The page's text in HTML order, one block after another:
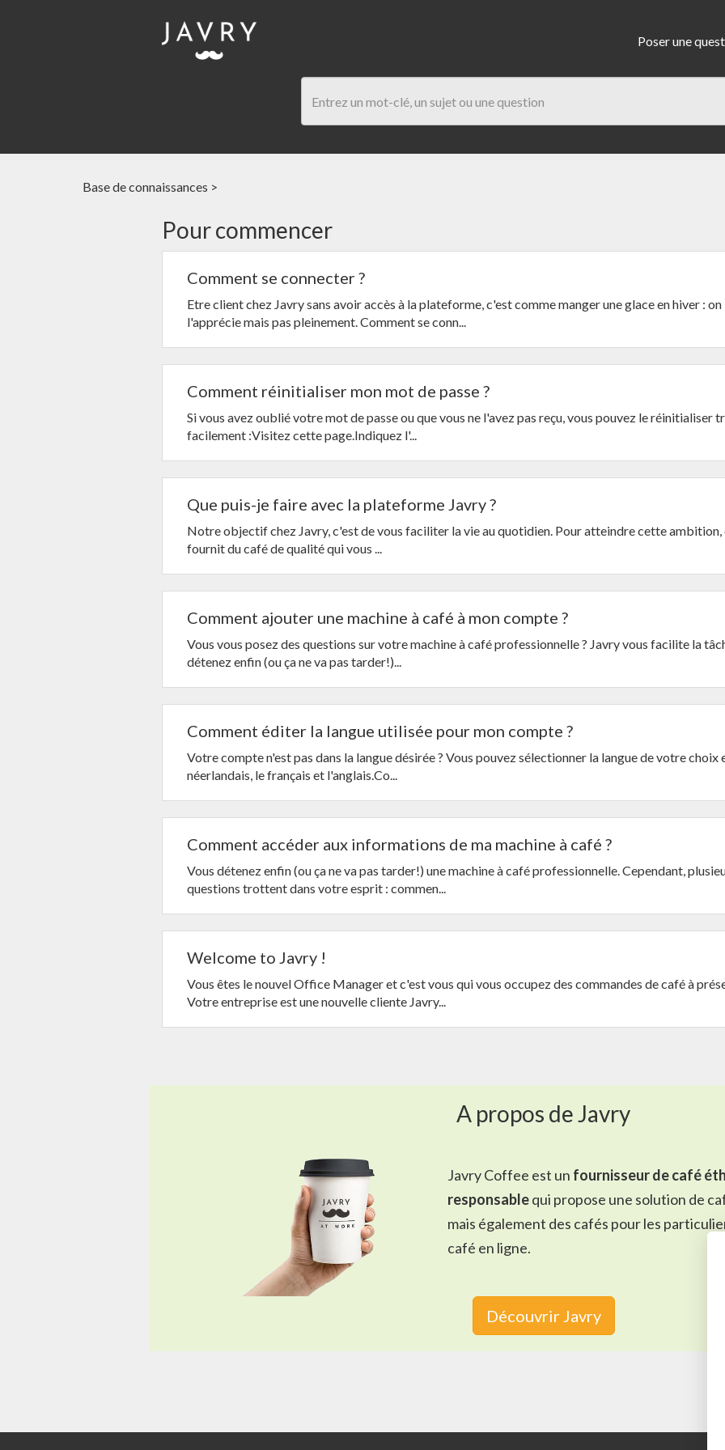
Poser une
Base de connaissances >
Pour commencer
Comment se connecter ?
Etre client chez Javry sans avoir accès à la plateforme, c'est comme manger une glace en hiver : on
l'apprécie mais pas pleinement. Comment se conn...
Comment réinitialiser mon mot de passe ?
Si vous avez oublié votre mot de passe ou que vous ne l'avez pas reçu, vous pouvez le réinitialiser
facilement :Visitez cette page.Indiquez l'...
Que puis-je faire avec la plateforme Javry ?
Notre objectif chez Javry, c'est de vous faciliter la vie au quotidien. Pour atteindre cette ambition,
fournit du café de qualité qui vous ...
Comment ajouter une machine à café à mon compte ?
Vous vous posez des questions sur votre machine à café professionnelle ? Javry vous facilite la
détenez enfin (ou ça ne va pas tarder!)...
Comment éditer la langue utilisée pour mon compte ?
Votre compte n'est pas dans la langue désirée ? Vous pouvez sélectionner la langue de votre choix
néerlandais, le français et l'anglais.Co...
Comment accéder aux informations de ma machine à café ?
Vous détenez enfin (ou ça ne va pas tarder!) une machine à café professionnelle. Cependant,
questions trottent dans votre esprit : commen...
Welcome to Javry !
Vous êtes le nouvel Office Manager et c'est vous qui vous occupez des commandes de café à
Votre entreprise est une nouvelle cliente Javry...
A propos de Javry
Javry Coffee est un fournisseur de café
responsablequi propose une solution de
mais également des cafés pour les
café en ligne.
Découvrir Javry